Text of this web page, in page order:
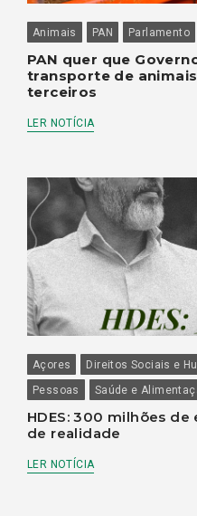
Animais PAN Parlamento
PAN quer que
transporte de
terceiros
LER NOTÍCIA
Açores Direitos Sociais e
Pessoas
Saúde e
HDES: 300 milhões
de realidade
LER NOTÍCIA